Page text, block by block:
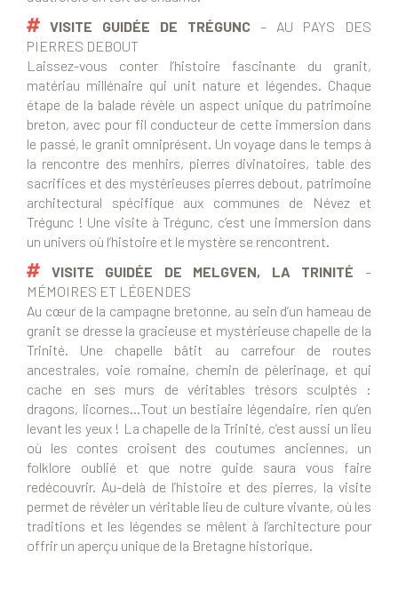
VISITE GUIDÉE DE TRÉGUNC – AU PAYS DES
PIERRES DEBOUT
Laissez-vous conter l’histoire fascinante du granit,
matériau millénaire qui unit nature et légendes. Chaque
étape de la balade révèle un aspect unique du patrimoine
breton, avec pour fil conducteur de cette immersion dans
le passé, le granit omniprésent. Un voyage dans le temps à
la rencontre des menhirs, pierres divinatoires, table des
sacrifices et des mystérieuses pierres debout, patrimoine
architectural spécifique aux communes de Névez et
Trégunc ! Une visite à Trégunc, c’est une immersion dans
un univers où l’histoire et le mystère se rencontrent.
VISITE GUIDÉE DE MELGVEN, LA TRINITÉ –
MÉMOIRES ET LÉGENDES
Au cœur de la campagne bretonne, au sein d’un hameau de
granit se dresse la gracieuse et mystérieuse chapelle de la
Trinité. Une chapelle bâtit au carrefour de routes
ancestrales, voie romaine, chemin de pèlerinage, et qui
cache en ses murs de véritables trésors sculptés :
dragons, licornes…Tout un bestiaire légendaire, rien qu’en
levant les yeux ! La chapelle de la Trinité, c’est aussi un lieu
où les contes croisent des coutumes anciennes, un
folklore oublié et que notre guide saura vous faire
redécouvrir. Au-delà de l’histoire et des pierres, la visite
permet de révéler un véritable lieu de culture vivante, où les
traditions et les légendes se mêlent à l’architecture pour
offrir un aperçu unique de la Bretagne historique.